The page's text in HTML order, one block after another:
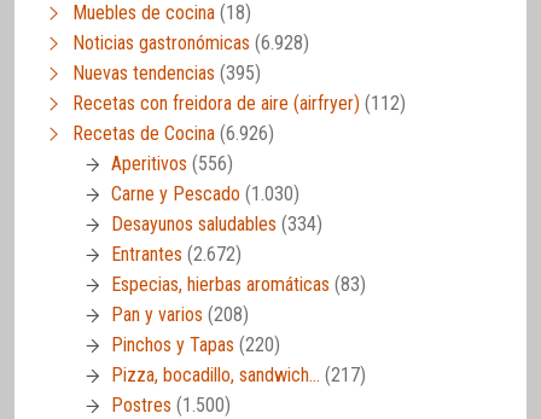
Muebles de cocina (18)
Noticias gastronómicas (6.928)
Nuevas tendencias (395)
Recetas con freidora de aire (airfryer) (112)
Recetas de Cocina (6.926)
Aperitivos (556)
Carne y Pescado (1.030)
Desayunos saludables (334)
Entrantes (2.672)
Especias, hierbas aromáticas (83)
Pan y varios (208)
Pinchos y Tapas (220)
Pizza, bocadillo, sandwich… (217)
Postres (1.500)